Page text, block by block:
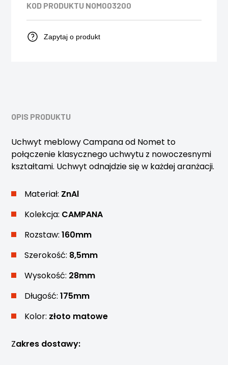
KOD PRODUKTU NOM003200
Zapytaj o produkt
OPIS PRODUKTU
Uchwyt meblowy Campana od Nomet to
połączenie klasycznego uchwytu z nowoczesnymi
kształtami. Uchwyt odnajdzie się w każdej aranżacji.
Materiał: ZnAl
Kolekcja: CAMPANA
Rozstaw:160mm
Szerokość: 8,5mm
Wysokość: 28mm
Długość:175mm
Kolor: złoto matowe
Zakres dostawy: